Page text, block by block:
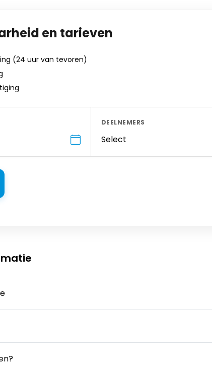
en tarieven
(24 uur van tevoren)
DEELNEMERS
Select